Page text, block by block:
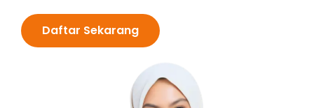
Daftar Sekarang